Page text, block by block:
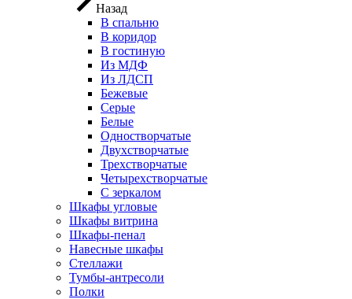
Назад
В спальню
В коридор
В гостиную
Из МДФ
Из ЛДСП
Бежевые
Серые
Белые
Одностворчатые
Двухстворчатые
Трехстворчатые
Четырехстворчатые
С зеркалом
Шкафы угловые
Шкафы витрина
Шкафы-пенал
Навесные шкафы
Стеллажи
Тумбы-антресоли
Полки